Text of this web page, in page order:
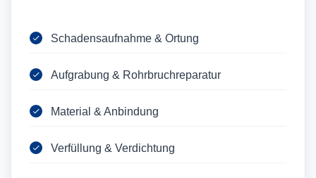
Schadensaufnahme & Ortung
Aufgrabung & Rohrbruchreparatur
Material & Anbindung
Verfüllung & Verdichtung